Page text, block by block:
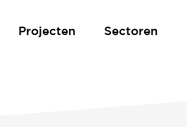
Projecten Sectoren